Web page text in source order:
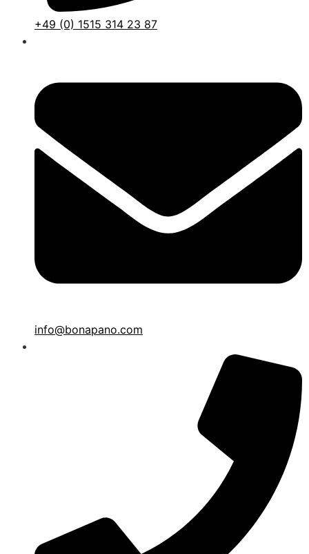
+49 (0) 1515 314 23 87
info@bonapano.com